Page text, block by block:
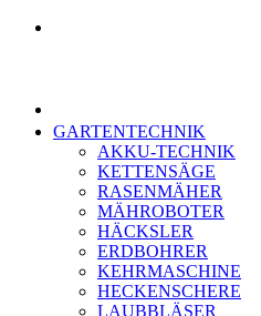
GARTENTECHNIK
AKKU-TECHNIK
KETTENSÄGE
RASENMÄHER
MÄHROBOTER
HÄCKSLER
ERDBOHRER
KEHRMASCHINE
HECKENSCHERE
LAUBBLÄSER